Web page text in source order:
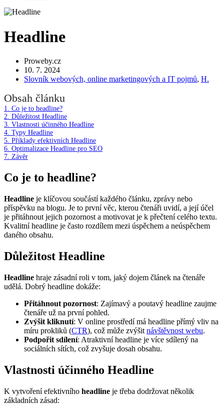
Headline
Proweby.cz
10. 7. 2024
Slovník webových, online marketingových a IT pojmů, H.
Obsah článku
1. Co je to headline?
2. Důležitost Headline
3. Vlastnosti účinného Headline
4. Typy Headline
5. Příklady efektivních Headline
6. Optimalizace Headline pro SEO
7. Závěr
Co je to headline?
Headline je klíčovou součástí každého článku, zprávy nebo
příspěvku na blogu. Je to první věc, kterou čtenáři uvidí, a její účel
je přitáhnout jejich pozornost a motivovat je k přečtení celého textu.
Kvalitní headline je často rozdílem mezi úspěchem a neúspěchem
daného obsahu.
Důležitost Headline
Headline hraje zásadní roli v tom, jaký dojem článek na čtenáře
udělá. Dobrý headline dokáže:
Přitáhnout pozornost: Zajímavý a poutavý headline zaujme
čtenáře už na první pohled.
Zvýšit kliknutí: V online prostředí má headline přímý vliv na
míru prokliků (CTR), což může zvýšit návštěvnost webu.
Podpořit sdílení: Atraktivní headline je více sdílený na
sociálních sítích, což zvyšuje dosah obsahu.
Vlastnosti účinného Headline
K vytvoření efektivního headline je třeba dodržovat několik
základních zásad: